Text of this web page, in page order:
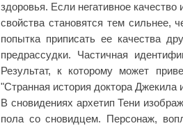
здоровья. Если негативное
свойства становятся тем сильнее,
попытка приписать ее качества
предрассудки. Частичная
Результат, к которому может
"Странная история доктора Джекила
В сновидениях архетип Тени
пола со сновидцем. Персонаж,